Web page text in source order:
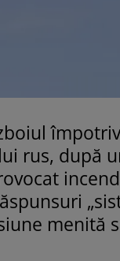
rus, după
menită